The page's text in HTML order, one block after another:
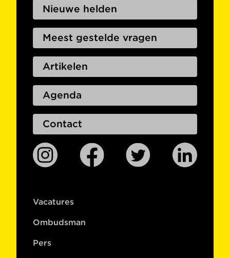
Nieuwe helden
Meest gestelde vragen
Artikelen
Agenda
Contact
Vacatures
Ombudsman
Pers